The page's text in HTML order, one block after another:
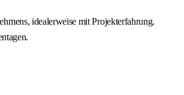
idealerweise mit Projekterfahrung.